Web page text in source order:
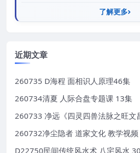
了解更多
近期文章
260735 D海程 面相识人原理46集
260734清夏 人际合盘专题课 13集
260733 净远《四灵四兽法脉之旺文
260732净尘隐者 道家文化 教学视频
D22750民间传统风水术 八宅风水